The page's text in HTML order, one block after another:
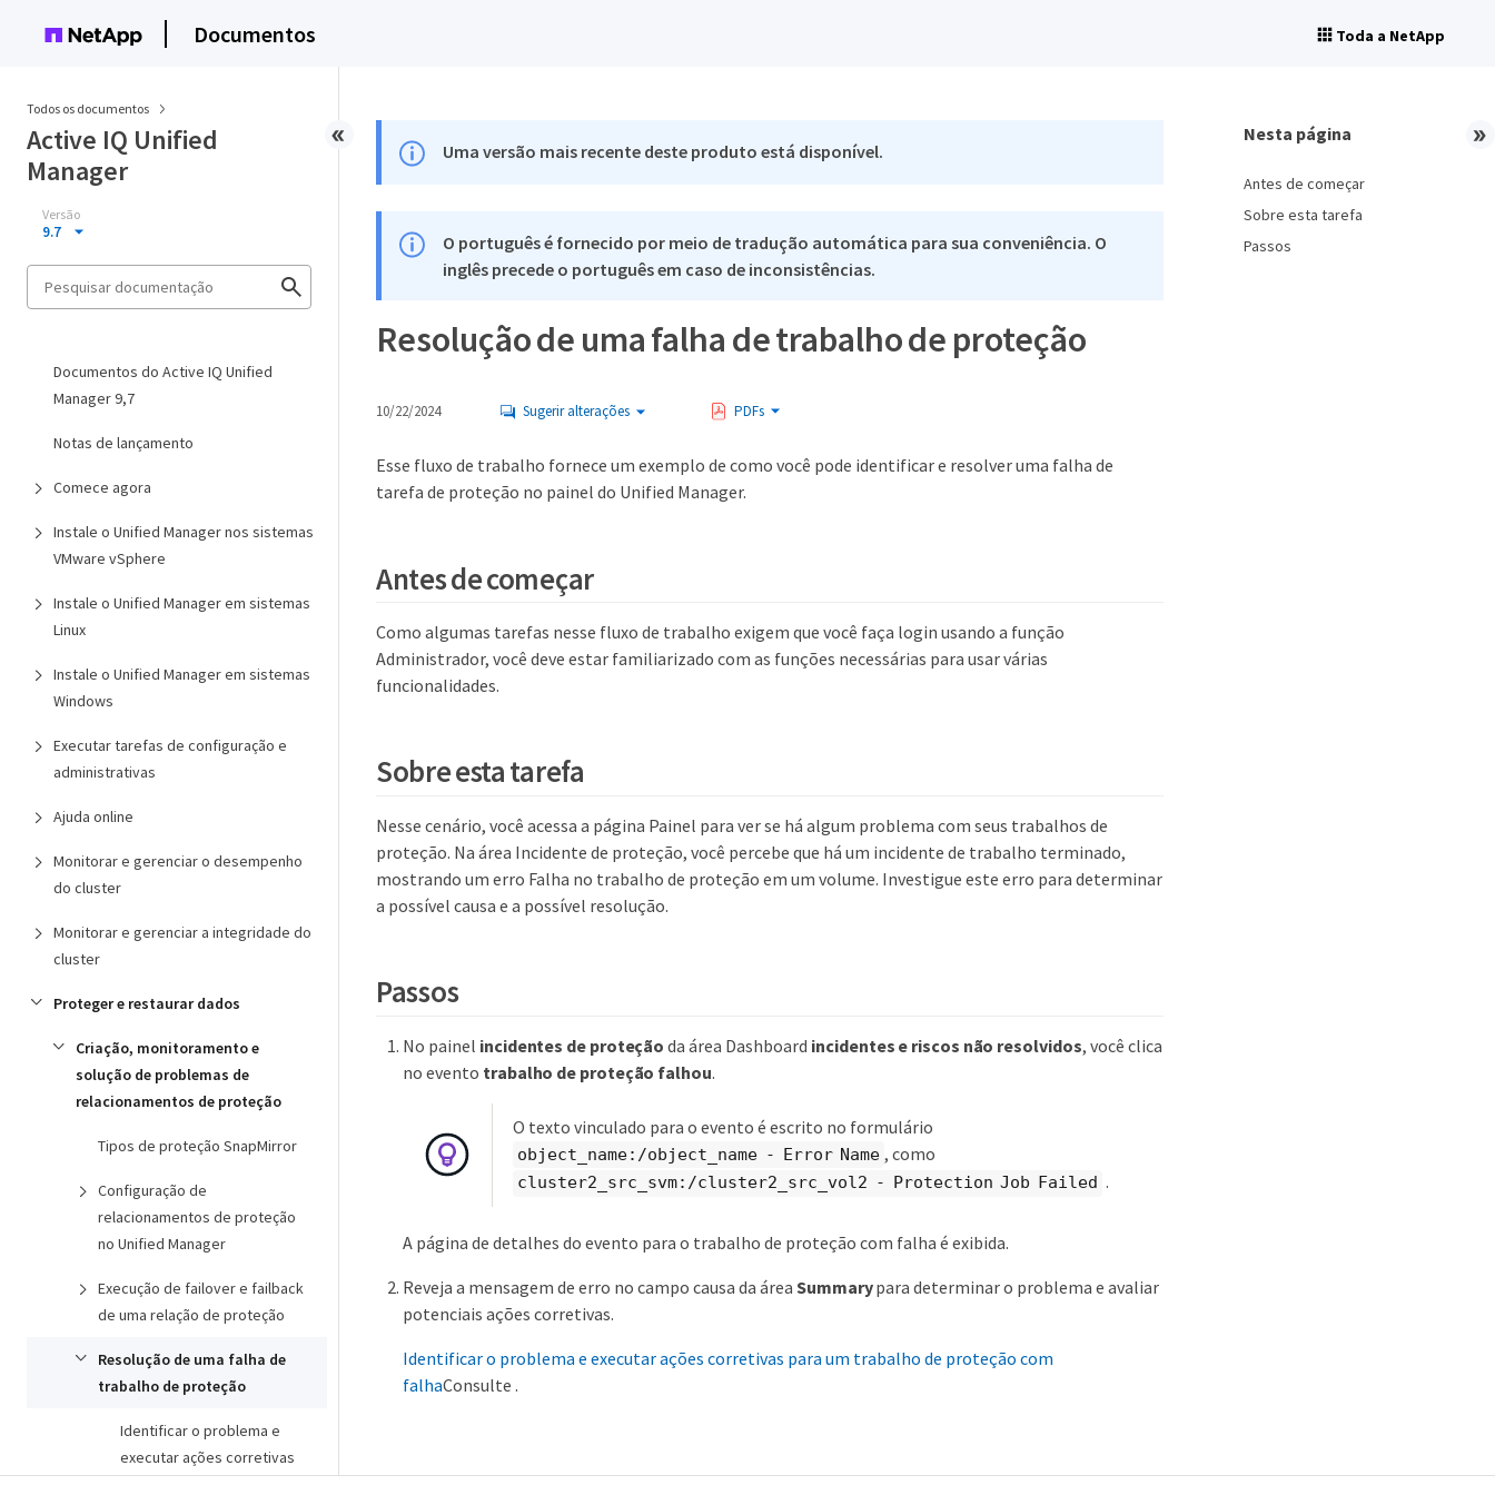
Documentos Toda a NetApp
Todos os documentos
Active IQ Unified
Manager
Versão
9.7
Documentos do Active IQ Unified
Manager 9,7
Notas de lançamento
Comece agora
Instale o Unified Manager nos sistemas
VMware vSphere
Instale o Unified Manager em sistemas
Linux
Instale o Unified Manager em sistemas
Windows
Executar tarefas de configuração e
administrativas
Ajuda online
Monitorar e gerenciar o desempenho
do cluster
Monitorar e gerenciar a integridade do
cluster
Proteger e restaurar dados
Criação, monitoramento e
solução de problemas de
relacionamentos de proteção
Tipos de proteção SnapMirror
Configuração de
relacionamentos de proteção
no Unified Manager
Execução de failover e failback
de uma relação de proteção
Resolução de uma falha de
trabalho de proteção
Identificar o problema e
executar ações corretivas
Uma versão mais recente deste produto está disponível.
O português é fornecido por meio de tradução automática para sua conveniência. O
inglês precede o português em caso de inconsistências.
Resolução de uma falha de trabalho de proteção
10/22/2024 Sugerir alterações PDFs
Esse fluxo de trabalho fornece um exemplo de como você pode identificar e resolver uma falha de
tarefa de proteção no painel do Unified Manager.
Antes de começar
Como algumas tarefas nesse fluxo de trabalho exigem que você faça login usando a função
Administrador, você deve estar familiarizado com as funções necessárias para usar várias
funcionalidades.
Sobre esta tarefa
Nesse cenário, você acessa a página Painel para ver se há algum problema com seus trabalhos de
proteção. Na área Incidente de proteção, você percebe que há um incidente de trabalho terminado,
mostrando um erro Falha no trabalho de proteção em um volume. Investigue este erro para determinar
a possível causa e a possível resolução.
Passos
No painel incidentes de proteção da área Dashboard incidentes e riscos não resolvidos, você clica
no evento trabalho de proteção falhou.
O texto vinculado para o evento é escrito no formulário
object_name:/object_name - Error Name , como
cluster2_src_svm:/cluster2_src_vol2 - Protection Job Failed .
A página de detalhes do evento para o trabalho de proteção com falha é exibida.
Reveja a mensagem de erro no campo causa da área Summarypara determinar o problema e avaliar
potenciais ações corretivas.
Identificar o problema e executar ações corretivas para um trabalho de proteção com
falhaConsulte .
Nesta página
Antes de começar
Sobre esta tarefa
Passos